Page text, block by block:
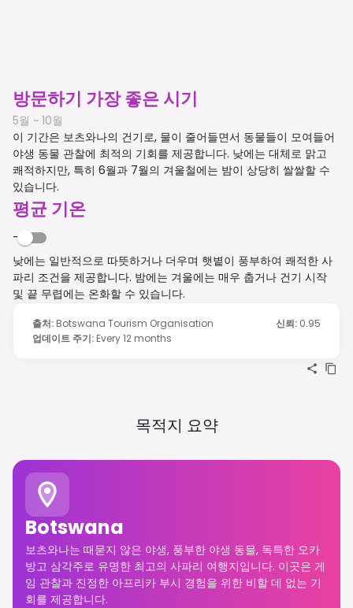
방문하기 가장 좋은 시기
5월 ~ 10월
이 기간은 보츠와나의 건기로, 물이 줄어들면서 동물들이 모여들어
야생 동물 관찰에 최적의 기회를 제공합니다. 낮에는 대체로 맑고
쾌적하지만, 특히 6월과 7월의 겨울철에는 밤이 상당히 쌀쌀할 수
있습니다.
평균 기온
-
낮에는 일반적으로 따뜻하거나 더우며 햇볕이 풍부하여 쾌적한 사
파리 조건을 제공합니다. 밤에는 겨울에는 매우 춥거나 건기 시작
및 끝 무렵에는 온화할 수 있습니다.
출처: Botswana Tourism Organisation 신뢰: 0.95
업데이트 주기: Every 12 months
목적지 요약
Botswana
보츠와나는 때묻지 않은 야생, 풍부한 야생 동물, 독특한 오카
방고 삼각주로 유명한 최고의 사파리 여행지입니다. 이곳은 게
임 관찰과 진정한 아프리카 부시 경험을 위한 비할 데 없는 기
회를 제공합니다.